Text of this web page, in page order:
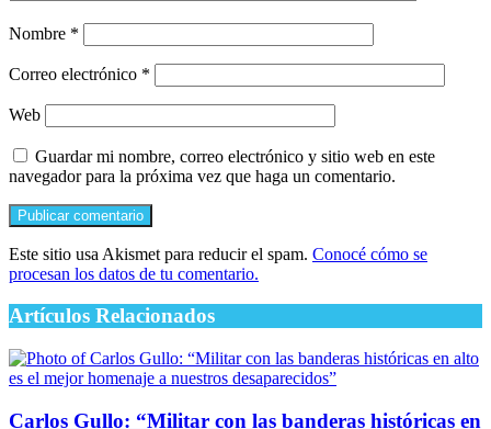
Nombre *
Correo electrónico *
Web
Guardar mi nombre, correo electrónico y sitio web en este
navegador para la próxima vez que haga un comentario.
Este sitio usa Akismet para reducir el spam. Conocé cómo se
procesan los datos de tu comentario.
Artículos Relacionados
Carlos Gullo: “Militar con las banderas históricas en